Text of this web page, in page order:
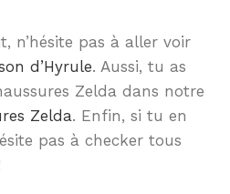
n’hésite pas à aller voir
d’Hyrule. Aussi, tu as
Zelda dans notre
Zelda. Enfin, si tu en
pas à checker tous